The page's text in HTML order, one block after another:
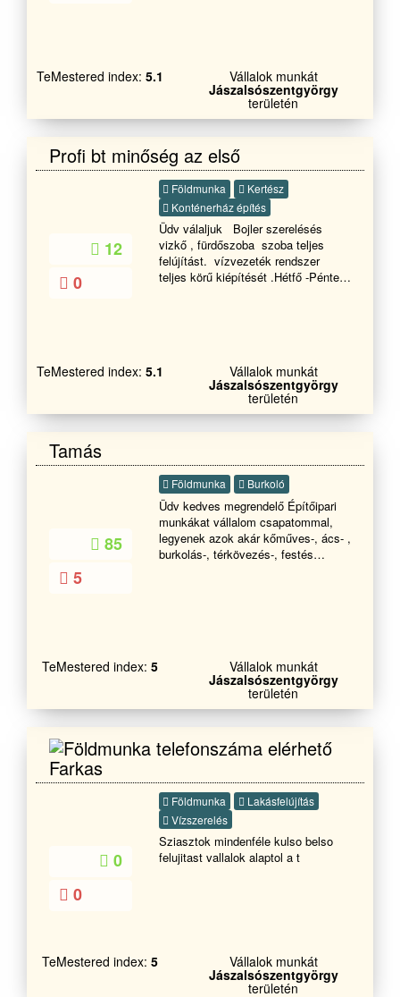
TeMestered index: 5.1 Vállalok munkát
Jászalsószentgyörgy
területén
Profi bt minőség az első
12
0
Földmunka
Kertész
Konténerház építés
Üdv válaljuk Bojler szerelésés
vizkő , fürdőszoba szoba teljes
felújítást. vízvezeték rendszer
teljes körű kiépítését .Hétfő -Péntek
TeMestered index: 5.1 Vállalok munkát
Jászalsószentgyörgy
területén
Tamás
85
5
Földmunka Burkoló
Üdv kedves megrendelő Építőipari
munkákat vállalom csapatommal,
legyenek azok akár kőműves-, ács- ,
burkolás-, térkövezés-, festés
TeMestered index: 5 Vállalok munkát
Jászalsószentgyörgy
területén
Farkas
0
0
Földmunka
Lakásfelújítás
Vízszerelés
Sziasztok mindenféle kulso belso
felujitast vallalok alaptol a t
TeMestered index: 5 Vállalok munkát
Jászalsószentgyörgy
területén